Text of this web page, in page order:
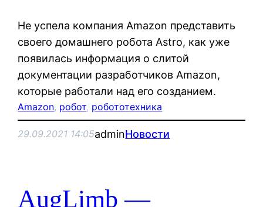
Не успела компания Amazon представить
своего домашнего робота Astro, как уже
появилась информация о слитой
документации разработчиков Amazon,
которые работали над его созданием.
Amazon, робот, робототехника
29.09.2021 14:05adminНовости
AugLimb —